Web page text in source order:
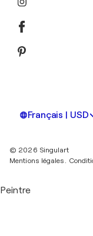
Français | USD
© 2026 Singulart
Mentions légales.
Peintre